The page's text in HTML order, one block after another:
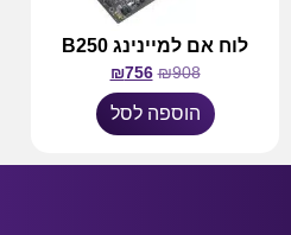
לוח אם למיינינג B250
₪908
₪756
הוספה לסל